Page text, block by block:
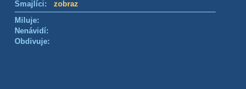
Smajlíci: zobraz
Miluje:
Nenávidí:
Obdivuje: